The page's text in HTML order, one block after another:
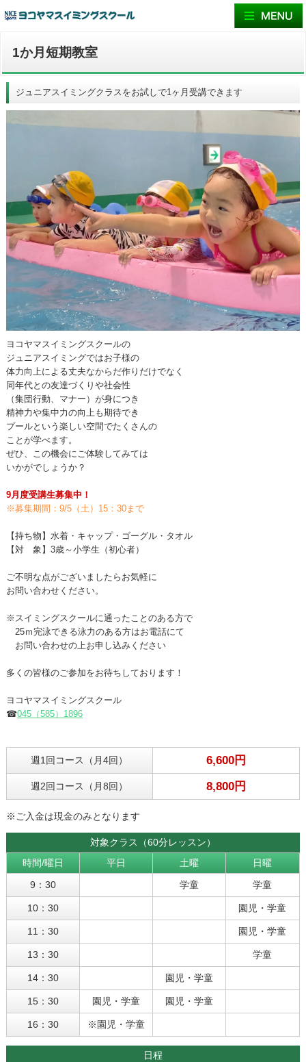
1か月短期教室
ジュニアスイミングクラスをお試しで1ヶ月受講できます
ヨコヤマスイミングスクールの
ジュニアスイミングではお子様の
体力向上による丈夫なからだ作りだけでなく
同年代との友達づくりや社会性
（集団行動、マナー）が身につき
精神力や集中力の向上も期待でき
プールという楽しい空間でたくさんの
ことが学べます。
ぜひ、この機会にご体験してみては
いかがでしょうか？
9月度受講生募集中！
※募集期間：9/5（土）15：30まで
【持ち物】水着・キャップ・ゴーグル・タオル
【対 象】3歳～小学生（初心者）
ご不明な点がございましたらお気軽に
お問い合わせください。
※スイミングスクールに通ったことのある方で
25ｍ完泳できる泳力のある方はお電話にて
お問い合わせの上お申し込みください
多くの皆様のご参加をお待ちしております！
ヨコヤマスイミングスクール
☎045（585）1896
週1回コース（月4回） 6,600円
週2回コース（月8回） 8,800円
※ご入金は現金のみとなります
対象クラス（60分レッスン）
時間/曜日
平日 土曜
日曜
9：30
学童 学童
10：30 園児・学童
11：30 園児・学童
13：30 学童
14：30 園児・学童
15：30 園児・学童 園児・学童
16：30 ※園児・学童
日程